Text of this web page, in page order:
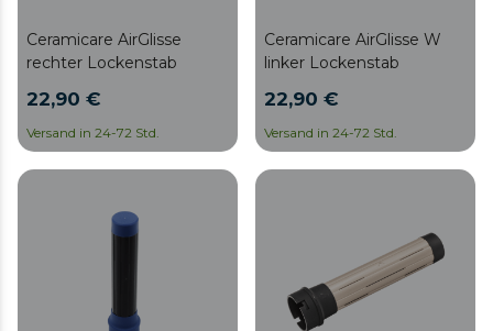
Ceramicare AirGlisse
rechter Lockenstab
22,90 €
Versand in 24-72 Std.
Ceramicare AirGlisse W
linker Lockenstab
22,90 €
Versand in 24-72 Std.